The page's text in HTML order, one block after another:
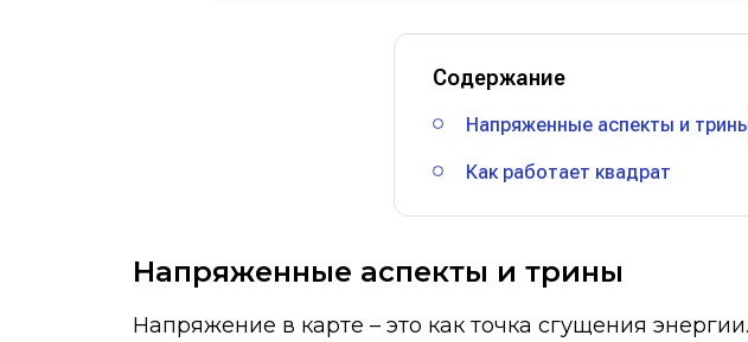
Содержание
Напряженные аспекты и
Как работает квадрат
Напряженные аспекты и трины
Напряжение в карте – это как точка сгущения